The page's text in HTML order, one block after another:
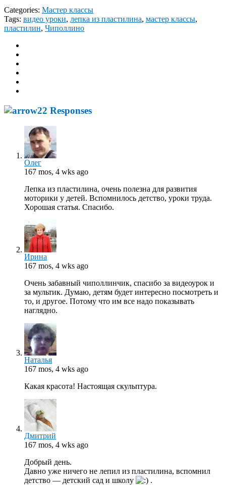
Categories: Мастер классы
Tags: видео уроки, лепка из пластилина, мастер классы,
пластилин, Чиполлино
22 Responses
Олег
167 mos, 4 wks ago
Лепка из пластилина, очень полезна для развития
моторики у детей. Вспомнилось детство, уроки труда.
Хорошая статья. Спасибо.
Ирина
167 mos, 4 wks ago
Очень забавный чиполлинчик, спасибо за видеоурок и
за мультик. Думаю, детям будет интересно посмотреть и
то, и другое. Потому что им все надо показывать
наглядно.
Наталья
167 mos, 4 wks ago
Какая красота! Настоящая скульптура.
Дмитрий
167 mos, 4 wks ago
Добрый день.
Давно уже ничего не лепил из пластилина, вспомнил
детство — детский сад и школу
.